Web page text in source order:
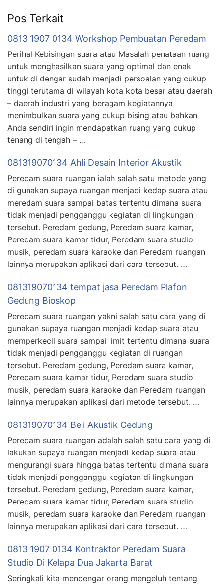
Pos Terkait
0813 1907 0134 Workshop Pembuatan Peredam
Perihal Kebisingan suara atau Masalah penataan ruang
untuk menghasilkan suara yang optimal dan enak
untuk di dengar sudah menjadi persoalan yang cukup
tinggi terutama di wilayah kota kota besar atau daerah
– daerah industri yang beragam kegiatannya
menimbulkan suara yang cukup bising atau bahkan
Anda sendiri ingin mendapatkan ruang yang cukup
tenang di tengah – …
081319070134 Ahli Desain Interior Akustik
Peredam suara ruangan ialah salah satu metode yang
di gunakan supaya ruangan menjadi kedap suara atau
meredam suara sampai batas tertentu dimana suara
tidak menjadi pengganggu kegiatan di lingkungan
tersebut. Peredam gedung, Peredam suara kamar,
Peredam suara kamar tidur, Peredam suara studio
musik, peredam suara karaoke dan Peredam ruangan
lainnya merupakan aplikasi dari cara tersebut. …
081319070134 tempat jasa Peredam Plafon
Gedung Bioskop
Peredam suara ruangan yakni salah satu cara yang di
gunakan supaya ruangan menjadi kedap suara atau
memperkecil suara sampai limit tertentu dimana suara
tidak menjadi pengganggu kegiatan di ruangan
tersebut. Peredam gedung, Peredam suara kamar,
Peredam suara kamar tidur, Peredam suara studio
musik, peredam suara karaoke dan Peredam ruangan
lainnya merupakan aplikasi dari metode tersebut. …
081319070134 Beli Akustik Gedung
Peredam suara ruangan adalah salah satu cara yang di
lakukan supaya ruangan menjadi kedap suara atau
mengurangi suara hingga batas tertentu dimana suara
tidak menjadi pengganggu kegiatan di lingkungan
tersebut. Peredam gedung, Peredam suara kamar,
Peredam suara kamar tidur, Peredam suara studio
musik, peredam suara karaoke dan Peredam ruangan
lainnya merupakan aplikasi dari cara tersebut. …
0813 1907 0134 Kontraktor Peredam Suara
Studio Di Kelapa Dua Jakarta Barat
Seringkali kita mendengar orang mengeluh tentang